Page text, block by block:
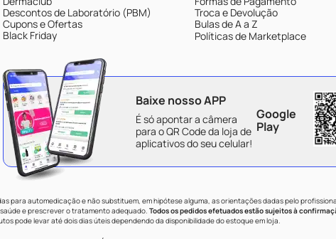
Descontos de Laboratório (PBM)
Cupons e Ofertas
Black Friday
Troca e Devolução
Bulas de A a Z
Políticas de Marketplace
Baixe nosso APP
É só apontar a câmera
para o QR Code da loja de
aplicativos do seu celular!
Google
Play
para automedicação e não substituem, em hipótese alguma, as orientações dadas pelo
e prescrever o tratamento adequado. Todos os pedidos efetuados estão sujeitos à
pode levar até dois dias úteis dependendo da disponibilidade do estoque em loja.